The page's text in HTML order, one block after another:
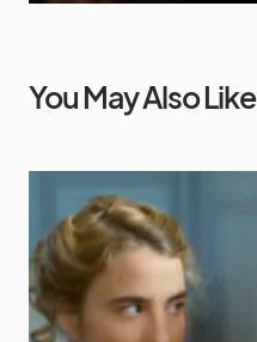
You May Also Like